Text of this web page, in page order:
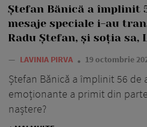
Ștefan Bănică a împlinit
mesaje speciale i-au
Radu Ștefan, și soția sa,
— LAVINIA PIRVA 19 octombrie
Ștefan Bănică a împlinit 56 de
emoționante a primit din
naștere?